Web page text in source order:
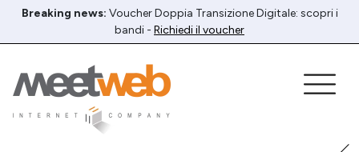
Breaking news: Voucher Doppia Transizione Digitale: scopri i
bandi - Richiedi il voucher